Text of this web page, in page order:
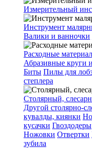
Измерительный
Инструмент
Валики и ванночки
Расходные
Абразивные круги
Биты Пилы для
степлера
Столярный,
Другой столярно-
кувалды, киянки
кусачки Гвоздодеры
Ножовки Отвертки
зубила